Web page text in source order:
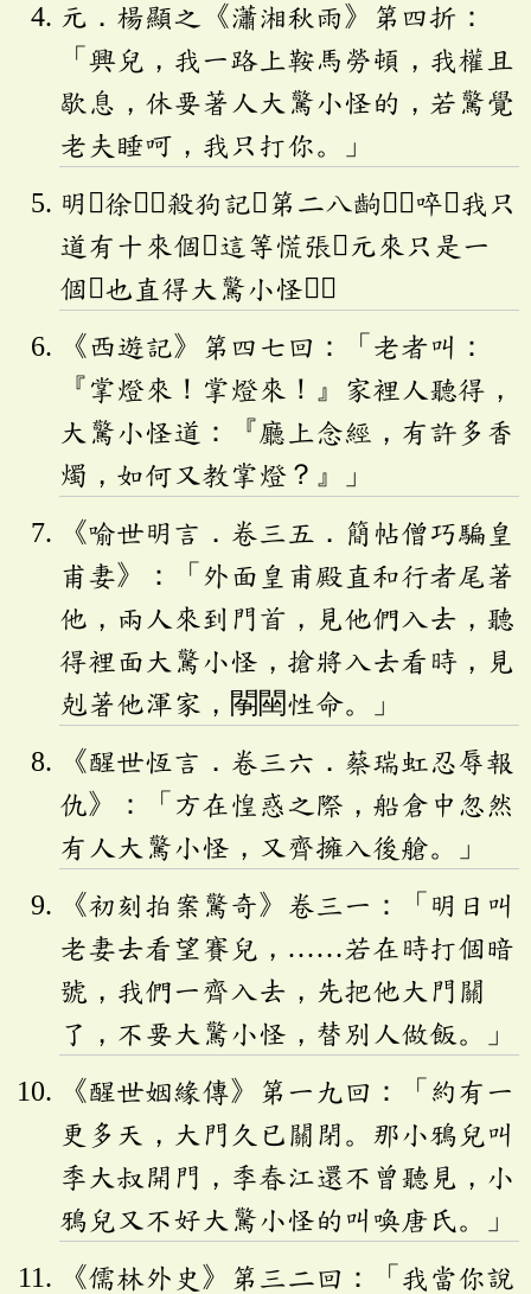
元．楊顯之《瀟湘秋雨》第四折：
「興兒，我一路上鞍馬勞頓，我權且
歇息，休要著人大驚小怪的，若驚覺
老夫睡呵，我只打你。」
明．徐𤱻《殺狗記》第二八齣：「啐！我只
道有十來個，這等慌張，元來只是一
個，也直得大驚小怪！」
《西遊記》第四七回：「老者叫：
『掌燈來！掌燈來！』家裡人聽得，
大驚小怪道：『廳上念經，有許多香
燭，如何又教掌燈？』」
《喻世明言．卷三五．簡帖僧巧騙皇
甫妻》：「外面皇甫殿直和行者尾著
他，兩人來到門首，見他們入去，聽
得裡面大驚小怪，搶將入去看時，見
剋著他渾家，䦛䦟性命。」
《醒世恆言．卷三六．蔡瑞虹忍辱報
仇》：「方在惶惑之際，船倉中忽然
有人大驚小怪，又齊擁入後艙。」
《初刻拍案驚奇》卷三一：「明日叫
老妻去看望賽兒，……若在時打個暗
號，我們一齊入去，先把他大門關
了，不要大驚小怪，替別人做飯。」
《醒世姻緣傳》第一九回：「約有一
更多天，大門久已關閉。那小鴉兒叫
季大叔開門，季春江還不曾聽見，小
鴉兒又不好大驚小怪的叫喚唐氏。」
《儒林外史》第三二回：「我當你說